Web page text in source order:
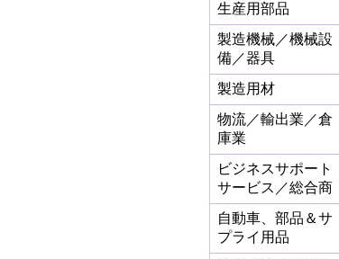
生産用部品
製造機械／機械設
備／器具
製造用材
物流／輸出業／倉
庫業
ビジネスサポート
サービス／総合商
自動車、部品＆サ
プライ用品